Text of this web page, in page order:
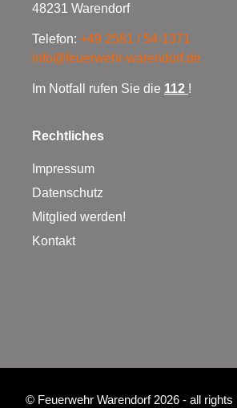
48231 Warendorf
Telefon: +49 2581 / 54-1371
info@feuerwehr-warendorf.de
Im Notfall rufen Sie die 112 !
Rechtliches
Impressum
Datenschutz
Mitglied werden!
Kontakt
© Feuerwehr Warendorf 2026 - all rights